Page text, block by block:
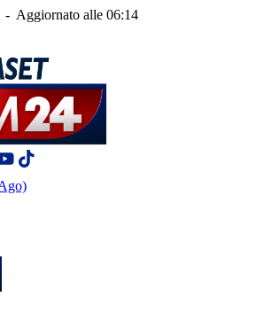
- Aggiornato alle 06:14